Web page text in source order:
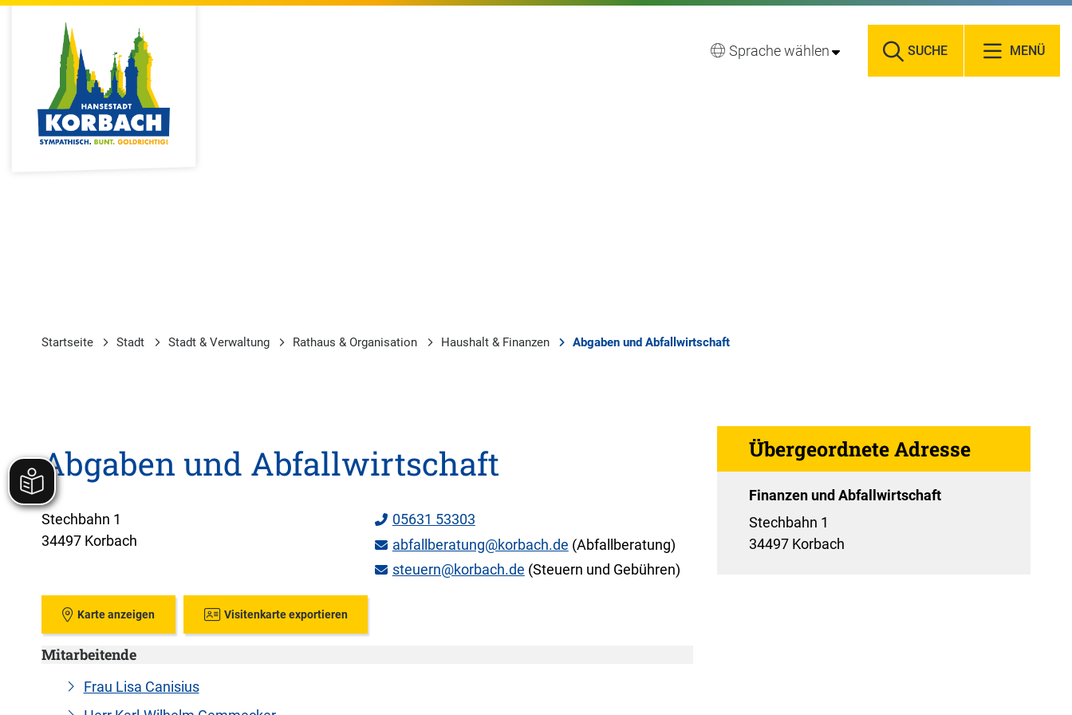
Sprache wählen SUCHE MENÜ
Startseite Stadt Stadt & Verwaltung Rathaus & Organisation Haushalt & Finanzen Abgaben und Abfallwirtschaft
Abgaben und Abfallwirtschaft
Stechbahn 1
34497 Korbach
05631 53303
abfallberatung@korbach.de (Abfallberatung)
steuern@korbach.de (Steuern und Gebühren)
Karte anzeigen Visitenkarte exportieren
Mitarbeitende
Frau Lisa Canisius
Übergeordnete Adresse
Finanzen und Abfallwirtschaft
Stechbahn 1
34497 Korbach